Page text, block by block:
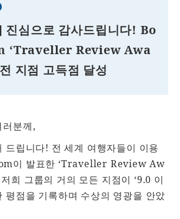
진심으로 감사드립니다! Bo
‘Traveller Review Awa
지점 고득점 달성
분께,
드립니다! 전 세계 여행자들이 이용
이 발표한 ‘Traveller Review Aw
희 그룹의 거의 모든 지점이 ‘9.0 이
평점을 기록하며 수상의 영광을 안았